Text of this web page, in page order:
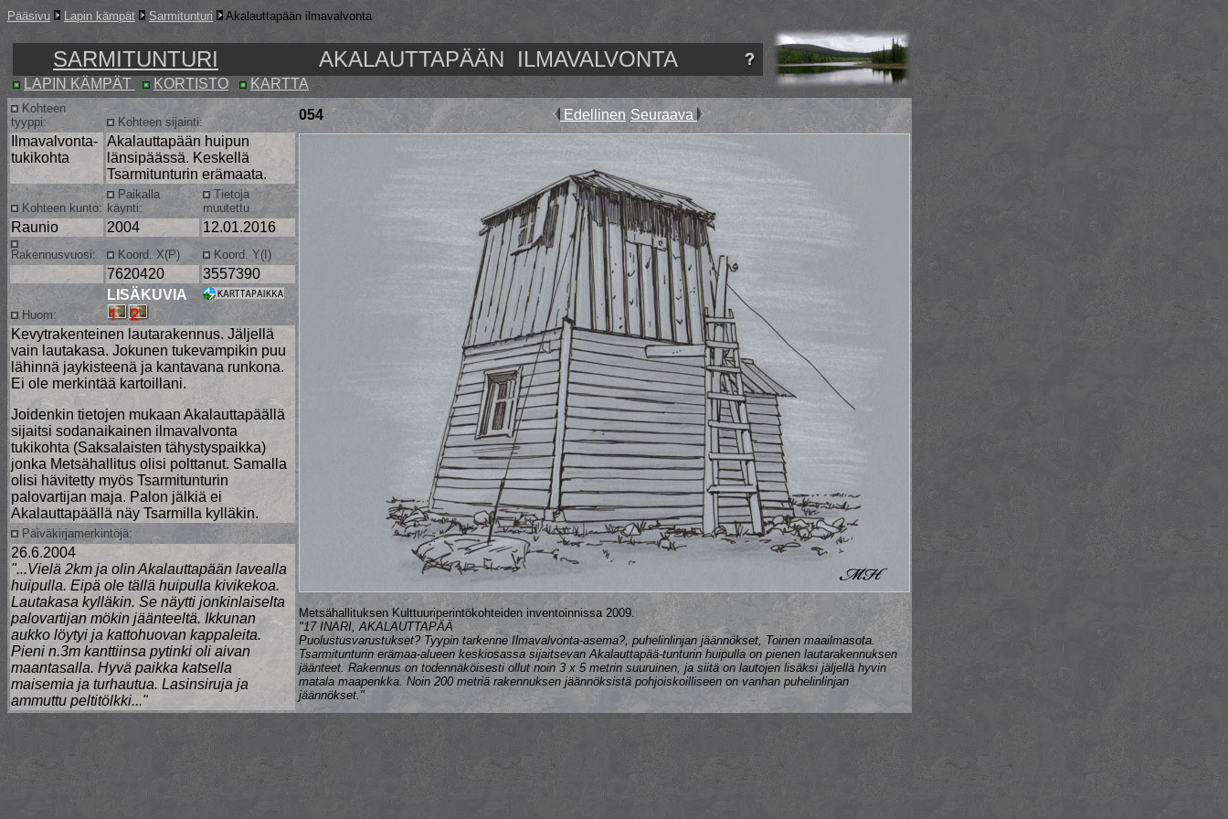
Pääsivu Lapin kämpät Sarmitunturi Akalauttapään ilmavalvonta
SARMITUNTURI AKALAUTTAPÄÄN ILMAVALVONTA
LAPIN KÄMPÄT KORTISTO KARTTA
Kohteen
tyyppi:
Kohteen sijainti: 054 Edellinen Seuraava
Ilmavalvonta-
tukikohta
Akalauttapään huipun
länsipäässä. Keskellä
Tsarmitunturin erämaata.
Metsähallituksen Kulttuuriperintökohteiden inventoinnissa 2009.
"17 INARI, AKALAUTTAPÄÄ
Puolustusvarustukset? Tyypin tarkenne Ilmavalvonta‐asema?, puhelinlinjan jäännökset, Toinen maailmasota.
Tsarmitunturin erämaa‐alueen keskiosassa sijaitsevan Akalauttapää‐tunturin huipulla on pienen lautarakennuksen
jäänteet. Rakennus on todennäköisesti ollut noin 3 x 5 metrin suuruinen, ja siitä on lautojen lisäksi jäljellä hyvin
matala maapenkka. Noin 200 metriä rakennuksen jäännöksistä pohjoiskoilliseen on vanhan puhelinlinjan
jäännökset."
Kohteen kunto:
Paikalla
käynti:
Tietoja
muutettu
Raunio 2004 12.01.2016
Rakennusvuosi: Koord. X(P) Koord. Y(I)
7620420 3557390
Huom:
LISÄKUVIA
Kevytrakenteinen lautarakennus. Jäljellä
vain lautakasa. Jokunen tukevampikin puu
lähinnä jaykisteenä ja kantavana runkona.
Ei ole merkintää kartoillani.
Joidenkin tietojen mukaan Akalauttapäällä
sijaitsi sodanaikainen ilmavalvonta
tukikohta (Saksalaisten tähystyspaikka)
jonka Metsähallitus olisi polttanut. Samalla
olisi hävitetty myös Tsarmitunturin
palovartijan maja. Palon jälkiä ei
Akalauttapäällä näy Tsarmilla kylläkin.
Päiväkirjamerkintöjä:
26.6.2004
"...Vielä 2km ja olin Akalauttapään lavealla
huipulla. Eipä ole tällä huipulla kivikekoa.
Lautakasa kylläkin. Se näytti jonkinlaiselta
palovartijan mökin jäänteeltä. Ikkunan
aukko löytyi ja kattohuovan kappaleita.
Pieni n.3m kanttiinsa pytinki oli aivan
maantasalla. Hyvä paikka katsella
maisemia ja turhautua. Lasinsiruja ja
ammuttu peltitölkki..."